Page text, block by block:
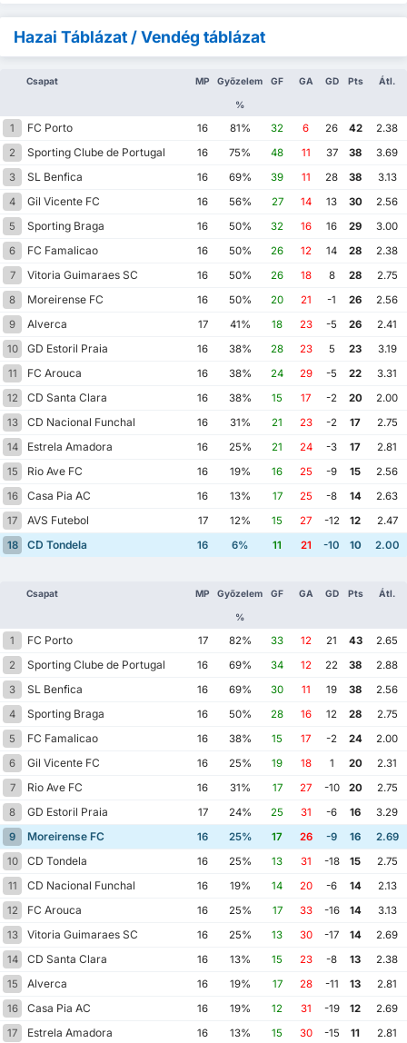
Hazai Táblázat / Vendég táblázat
Csapat MP Győzelem
%
GF GA GD Pts Átl.
1 FC Porto 16 81% 32 6 26 42
2.38
2
Sporting Clube de Portugal 16 75% 48 11 37 38
3.69
3
SL Benfica 16 69% 39 11 28 38
3.13
4
Gil Vicente FC 16 56% 27 14 13 30
2.56
5
Sporting Braga 16 50% 32 16 16 29
3.00
6
FC Famalicao 16 50% 26 12 14 28
2.38
7
Vitoria Guimaraes SC 16 50% 26 18 8 28
2.75
8
Moreirense FC 16 50% 20 21 -1 26
2.56
9
Alverca 17 41% 18 23 -5 26
2.41
10
GD Estoril Praia 16 38% 28 23 5 23
3.19
11
FC Arouca 16 38% 24 29 -5 22
3.31
12
CD Santa Clara 16 38% 15 17 -2 20
2.00
13
CD Nacional Funchal 16 31% 21 23 -2 17
2.75
14
Estrela Amadora 16 25% 21 24 -3 17
2.81
15
Rio Ave FC 16 19% 16 25 -9 15
2.56
16
Casa Pia AC 16 13% 17 25 -8 14
2.63
17
AVS Futebol 17 12% 15 27 -12 12
2.47
18
CD Tondela 16 6% 11 21 -10 10 2.00
Csapat MP Győzelem
%
GF GA GD Pts Átl.
1 FC Porto 17 82% 33 12 21 43
2.65
2
Sporting Clube de Portugal 16 69% 34 12 22 38
2.88
3
SL Benfica 16 69% 30 11 19 38
2.56
4
Sporting Braga 16 50% 28 16 12 28
2.75
5
FC Famalicao 16 38% 15 17 -2 24
2.00
6
Gil Vicente FC 16 25% 19 18 1 20
2.31
7
Rio Ave FC 16 31% 17 27 -10 20
2.75
8
GD Estoril Praia 17 24% 25 31 -6 16
3.29
9
Moreirense FC 16 25% 17 26 -9 16
2.69
10
CD Tondela 16 25% 13 31 -18 15
2.75
11
CD Nacional Funchal 16 19% 14 20 -6 14
2.13
12
FC Arouca 16 25% 17 33 -16 14
3.13
13
Vitoria Guimaraes SC 16 25% 13 30 -17 14
2.69
14
CD Santa Clara 16 13% 15 23 -8 13
2.38
15
Alverca 16 19% 17 28 -11 13
2.81
16
Casa Pia AC 16 19% 12 31 -19 12
2.69
17
Estrela Amadora 16 13% 15 30 -15 11
2.81